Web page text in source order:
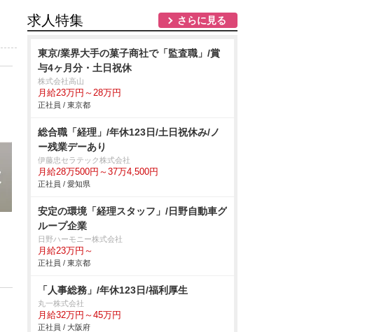
求人特集 さらに見る
東京/業界大手の菓子商社で「監査職」/賞
与4ヶ月分・土日祝休
株式会社高山
月給23万円～28万円
正社員 / 東京都
総合職「経理」/年休123日/土日祝休み/ノ
ー残業デーあり
伊藤忠セラテック株式会社
月給28万500円～37万4,500円
正社員 / 愛知県
安定の環境「経理スタッフ」/日野自動車グ
ループ企業
日野ハーモニー株式会社
月給23万円～
正社員 / 東京都
「人事総務」/年休123日/福利厚生
丸一株式会社
月給32万円～45万円
正社員 / 大阪府